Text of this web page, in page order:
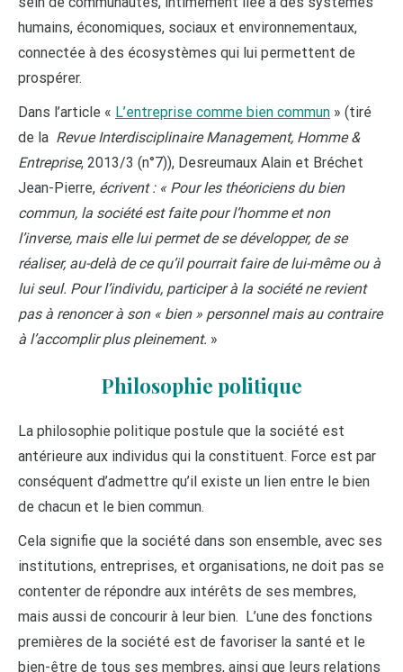
humains, économiques, sociaux et environnementaux,
connectée à des écosystèmes qui lui permettent de
prospérer.
Dans l’article « L’entreprise comme bien commun » (tiré
de la Revue Interdisciplinaire Management, Homme &
Entreprise, 2013/3 (n°7)), Desreumaux Alain et Bréchet
Jean-Pierre, écrivent : « Pour les théoriciens du bien
commun, la société est faite pour l’homme et non
l’inverse, mais elle lui permet de se développer, de se
réaliser, au-delà de ce qu’il pourrait faire de lui-même ou à
lui seul. Pour l’individu, participer à la société ne revient
pas à renoncer à son « bien » personnel mais au contraire
à l’accomplir plus pleinement. »
Philosophie politique
La philosophie politique postule que la société est
antérieure aux individus qui la constituent. Force est par
conséquent d’admettre qu’il existe un lien entre le bien
de chacun et le bien commun.
Cela signifie que la société dans son ensemble, avec ses
institutions, entreprises, et organisations, ne doit pas se
contenter de répondre aux intérêts de ses membres,
mais aussi de concourir à leur bien. L’une des fonctions
premières de la société est de favoriser la santé et le
bien-être de tous ses membres, ainsi que leurs relations